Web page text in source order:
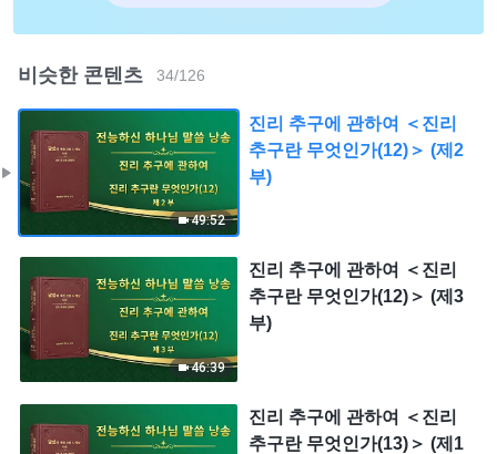
비슷한 콘텐츠 34/126
49:52
진리 추구에 관하여 ＜진리
추구란 무엇인가(12)＞ (제2
부)
46:39
진리 추구에 관하여 ＜진리
추구란 무엇인가(12)＞ (제3
부)
진리 추구에 관하여 ＜진리
추구란 무엇인가(13)＞ (제1